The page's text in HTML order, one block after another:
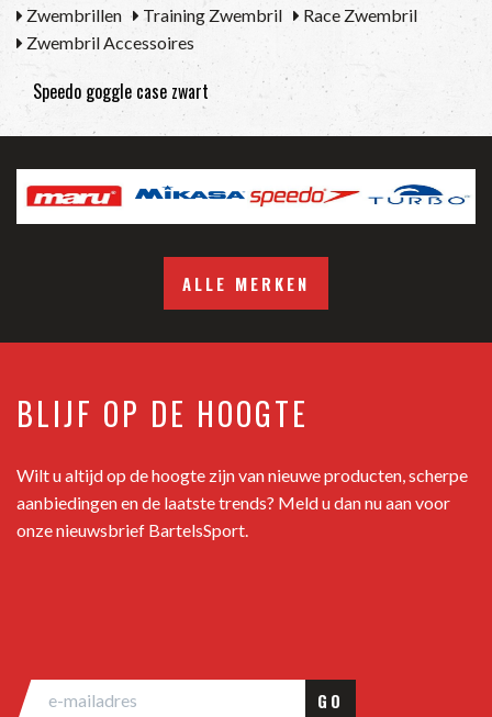
Zwembrillen
Training Zwembril
Race Zwembril
Zwembril Accessoires
Speedo goggle case zwart
ALLE MERKEN
BLIJF OP DE HOOGTE
Wilt u altijd op de hoogte zijn van nieuwe producten, scherpe
aanbiedingen en de laatste trends? Meld u dan nu aan voor
onze nieuwsbrief BartelsSport.
GO